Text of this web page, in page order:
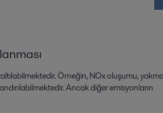
Örneğin, NOx oluşumu, yakma
Ancak diğer emisyonların